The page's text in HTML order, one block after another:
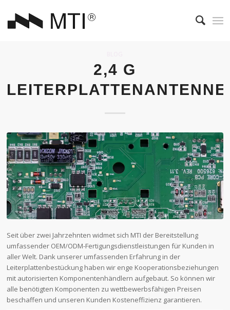
2,4 G
LEITERPLATTENANTENNE
Seit über zwei Jahrzehnten widmet sich MTI der Bereitstellung
umfassender OEM/ODM-Fertigungsdienstleistungen für Kunden in
aller Welt. Dank unserer umfassenden Erfahrung in der
Leiterplattenbestückung haben wir enge Kooperationsbeziehungen
mit autorisierten Komponentenhändlern aufgebaut. So können wir
alle benötigten Komponenten zu wettbewerbsfähigen Preisen
beschaffen und unseren Kunden Kosteneffizienz garantieren.